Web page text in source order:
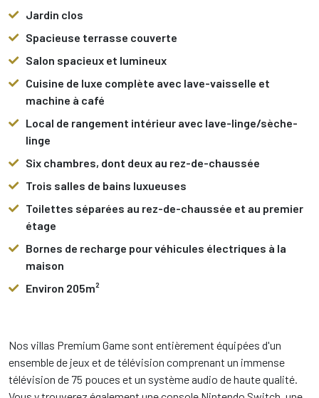
Jardin clos
Spacieuse terrasse couverte
Salon spacieux et lumineux
Cuisine de luxe complète avec lave-vaisselle et
machine à café
Local de rangement intérieur avec lave-linge/sèche-
linge
Six chambres, dont deux au rez-de-chaussée
Trois salles de bains luxueuses
Toilettes séparées au rez-de-chaussée et au premier
étage
Bornes de recharge pour véhicules électriques à la
maison
Environ 205m²
Nos villas Premium Game sont entièrement équipées d'un
ensemble de jeux et de télévision comprenant un immense
télévision de 75 pouces et un système audio de haute qualité.